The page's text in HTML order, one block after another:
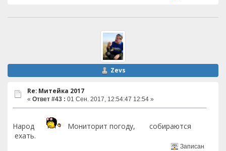
Zevs
Re: Митейка 2017
« Ответ #43 : 01 Сен. 2017, 12:54:47 12:54 »
Народ
Мониторит погоду, собираются
ехать.
Записан